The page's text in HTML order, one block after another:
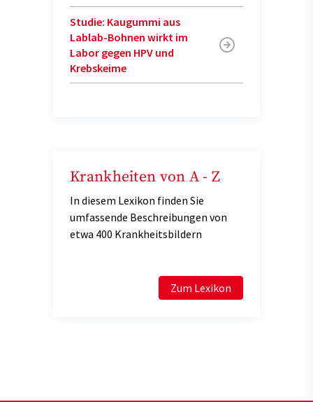
Studie: Kaugummi aus
Lablab-Bohnen wirkt im
Labor gegen HPV und
Krebskeime
Krankheiten von A - Z
In diesem Lexikon finden Sie
umfassende Beschreibungen von
etwa 400 Krankheitsbildern
Zum Lexikon